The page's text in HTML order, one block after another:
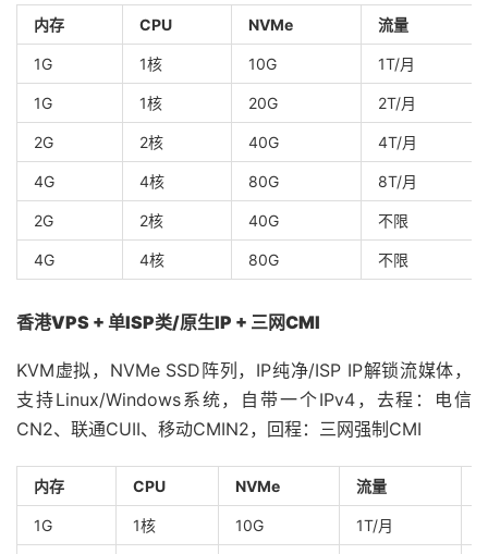
内存 CPU NVMe 流量
1G 1核 10G 1T/月
1G 1核 20G 2T/月
2G 2核 40G 4T/月
4G 4核 80G 8T/月
2G 2核 40G 不限
4G 4核 80G 不限
香港VPS + 单ISP类/原生IP + 三网CMI
KVM虚拟，NVMe SSD阵列，IP纯净/ISP IP解锁流媒体，
支持Linux/Windows系统，自带一个IPv4，去程：电信
CN2、联通CUII、移动CMIN2，回程：三网强制CMI
内存 CPU NVMe 流量
1G 1核 10G 1T/月